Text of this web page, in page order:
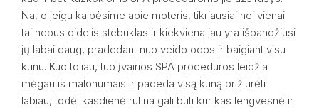
Na, o jeigu kalbėsime apie moteris, tikriausiai nei vienai
tai nebus didelis stebuklas ir kiekviena jau yra išbandžiusi
jų labai daug, pradedant nuo veido odos ir baigiant visu
kūnu. Kuo toliau, tuo įvairios SPA procedūros leidžia
mėgautis malonumais ir padeda visą kūną prižiūrėti
labiau, todėl kasdienė rutina gali būti kur kas lengvesnė ir